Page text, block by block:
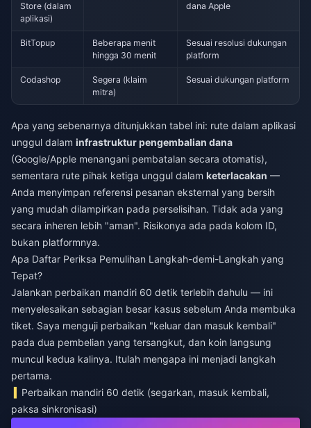
Store (dalam
aplikasi)
dana Apple
BitTopup
Beberapa menit
hingga 30 menit
Sesuai resolusi dukungan
platform
Codashop
Segera (klaim
mitra)
Sesuai dukungan platform
Apa yang sebenarnya ditunjukkan tabel ini: rute dalam aplikasi
unggul dalam infrastruktur pengembalian dana
(Google/Apple menangani pembatalan secara otomatis),
sementara rute pihak ketiga unggul dalam keterlacakan —
Anda menyimpan referensi pesanan eksternal yang bersih
yang mudah dilampirkan pada perselisihan. Tidak ada yang
secara inheren lebih "aman". Risikonya ada pada kolom ID,
bukan platformnya.
Apa Daftar Periksa Pemulihan Langkah-demi-Langkah yang
Tepat?
Jalankan perbaikan mandiri 60 detik terlebih dahulu — ini
menyelesaikan sebagian besar kasus sebelum Anda membuka
tiket. Saya menguji perbaikan "keluar dan masuk kembali"
pada dua pembelian yang tersangkut, dan koin langsung
muncul kedua kalinya. Itulah mengapa ini menjadi langkah
pertama.
Perbaikan mandiri 60 detik (segarkan, masuk kembali,
paksa sinkronisasi)